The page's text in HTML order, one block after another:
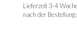
Lieferzeit 3-4
nach der Bestellung